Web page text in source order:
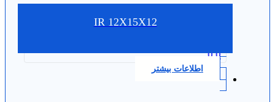
IR 12X15X12
0.0
اطلاعات بیشتر